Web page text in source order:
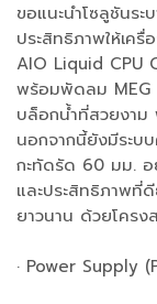
ขอแนะนำโซลูชันร
ประสิทธิภาพให้เครื่
AIO Liquid CPU
พร้อมพัดลม MEG
บล็อกน้ำที่สวยงา
นอกจากนี้ยังมีระบ
กะทัดรัด 60 มม. อ
และประสิทธิภาพที่
ยาวนาน ด้วยโครง
· Power Supply